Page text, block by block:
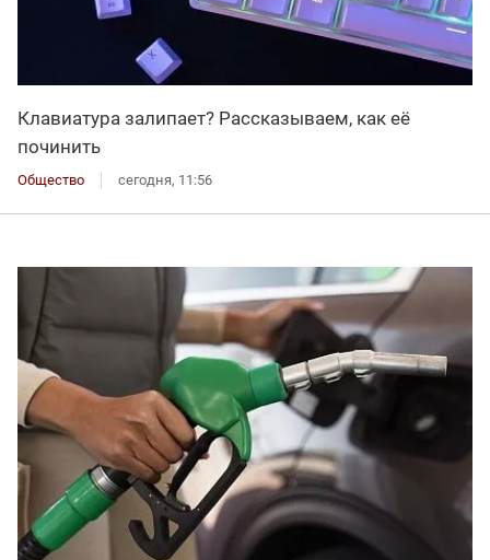
Клавиатура залипает? Рассказываем, как её
починить
Общество сегодня, 11:56